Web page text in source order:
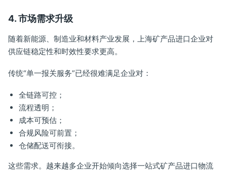
4. 市场需求升级
随着新能源、制造业和材料产业发展，上海矿产品进口企业对
供应链稳定性和时效性要求更高。
传统“单一报关服务”已经很难满足企业对：
全链路可控；
流程透明；
成本可预估；
合规风险可前置；
仓储配送可衔接。
这些需求。越来越多企业开始倾向选择一站式矿产品进口物流